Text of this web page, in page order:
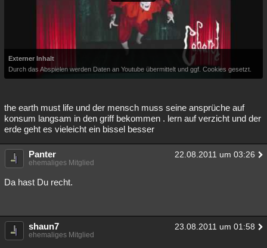
Externer Inhalt
Durch das Abspielen werden Daten an Youtube übermittelt und ggf. Cookies gesetzt.
the earth must life und der mensch muss seine ansprüche auf
konsum langsam in den griff bekommen . lern auf verzicht und der
erde geht es vieleicht ein bissel besser
Panter 22.08.2011 um 03:26
ehemaliges Mitglied
Da hast Du recht.
shaun7 23.08.2011 um 01:58
ehemaliges Mitglied